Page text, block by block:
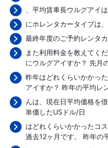
、平均賃車長ウルグアイ
にホレンタカータイプは
最終年度のご予約レンタ
また利用料金を教えてく
にウルグアイすか？ 先月
昨年はどれくらいかかっ
アイすか？ 昨年の平均レ
んは、現在日平均価格を
単価したUSドル/日
はどれくらいかかったコ
過去12ヶ月です。 昨年の